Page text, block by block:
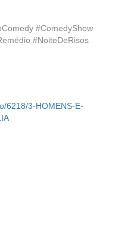
#ComedyShow
#NoiteDeRisos
6218/3-HOMENS-E-